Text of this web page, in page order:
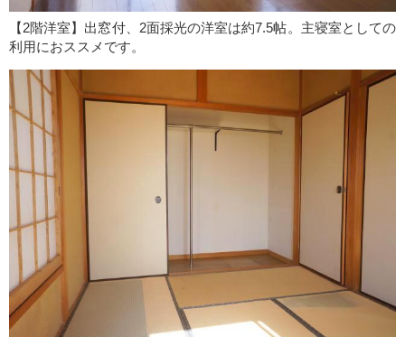
【2階洋室】出窓付、2面採光の洋室は約7.5帖。主寝室としての
利用におススメです。